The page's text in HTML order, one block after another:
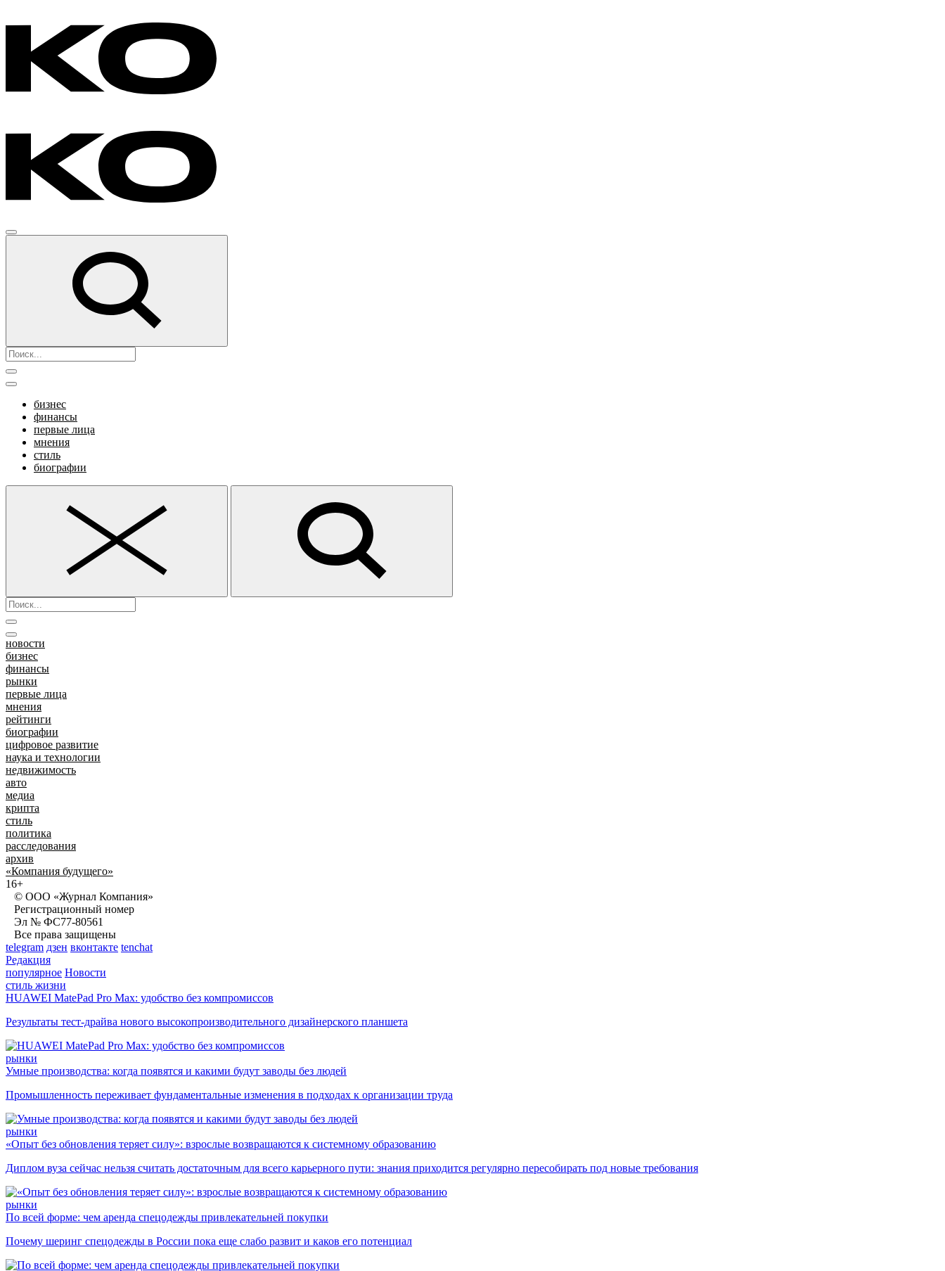
бизнес
финансы
первые лица
мнения
стиль
биографии
новости
бизнес
финансы
рынки
первые лица
мнения
рейтинги
биографии
цифровое развитие
наука и технологии
недвижимость
авто
медиа
крипта
стиль
политика
расследования
архив
«Компания будущего»
16+
© ООО «Журнал Компания»
Регистрационный номер
Эл № ФС77-80561
Все права защищены
telegram дзен вконтакте tenchat
Редакция
популярное Новости
стиль жизни
HUAWEI MatePad Pro Max: удобство без компромиссов
Результаты тест-драйва нового высокопроизводительного дизайнерского планшета
рынки
Умные производства: когда появятся и какими будут заводы без людей
Промышленность переживает фундаментальные изменения в подходах к организации труда
рынки
«Опыт без обновления теряет силу»: взрослые возвращаются к системному образованию
Диплом вуза сейчас нельзя считать достаточным для всего карьерного пути: знания приходится регулярно пересобирать под новые требования
рынки
По всей форме: чем аренда спецодежды привлекательней покупки
Почему шеринг спецодежды в России пока еще слабо развит и каков его потенциал